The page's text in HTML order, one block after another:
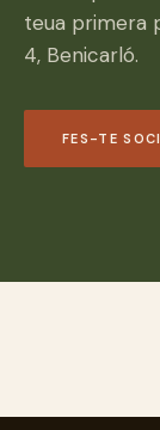
teua primera
4, Benicarló.
FES-TE SOCI